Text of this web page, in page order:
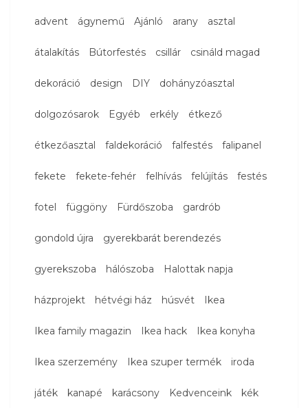
advent ágynemű Ajánló arany asztal
átalakítás Bútorfestés csillár csináld magad
dekoráció design DIY dohányzóasztal
dolgozósarok Egyéb erkély étkező
étkezőasztal faldekoráció falfestés falipanel
fekete fekete-fehér felhívás felújítás festés
fotel függöny Fürdőszoba gardrób
gondold újra gyerekbarát berendezés
gyerekszoba hálószoba Halottak napja
házprojekt hétvégi ház húsvét Ikea
Ikea family magazin Ikea hack Ikea konyha
Ikea szerzemény Ikea szuper termék iroda
játék kanapé karácsony Kedvenceink kék